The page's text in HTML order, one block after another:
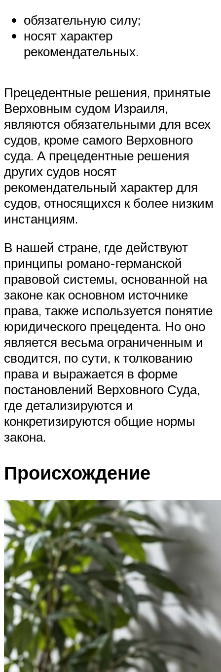
обязательную силу;
носят характер
рекомендательных.
Прецедентные решения, принятые
Верховным судом Израиля,
являются обязательными для всех
судов, кроме самого Верховного
суда. А прецедентные решения
других судов носят
рекомендательный характер для
судов, относящихся к более низким
инстанциям.
В нашей стране, где действуют
принципы романо-германской
правовой системы, основанной на
законе как основном источнике
права, также используется понятие
юридического прецедента. Но оно
является весьма ограниченным и
сводится, по сути, к толкованию
права и выражается в форме
постановлений Верховного Суда,
где детализируются и
конкретизируются общие нормы
закона.
Происхождение